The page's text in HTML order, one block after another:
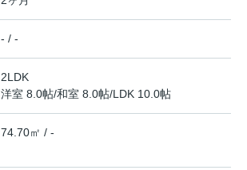
- / -
2LDK
洋室 8.0帖/和室 8.0帖/LDK 10.0帖
74.70㎡ / -